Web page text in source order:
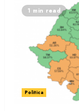
1 min read
Politica